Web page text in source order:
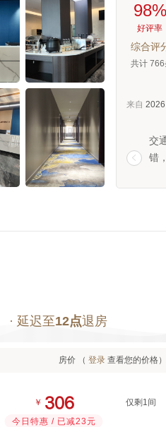
98%
好评率
综合评
共计 766
来自

交
错
· 延迟至12点退房
房价 （ 登录 查看您的价格）
￥ 
今日特惠 / 已减23元
仅剩1间